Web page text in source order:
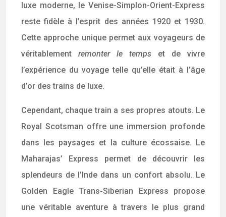
luxe moderne, le Venise-Simplon-Orient-Express
reste fidèle à l’esprit des années 1920 et 1930.
Cette approche unique permet aux voyageurs de
véritablement remonter le temps et de vivre
l’expérience du voyage telle qu’elle était à l’âge
d’or des trains de luxe.
Cependant, chaque train a ses propres atouts. Le
Royal Scotsman offre une immersion profonde
dans les paysages et la culture écossaise. Le
Maharajas’ Express permet de découvrir les
splendeurs de l’Inde dans un confort absolu. Le
Golden Eagle Trans-Siberian Express propose
une véritable aventure à travers le plus grand